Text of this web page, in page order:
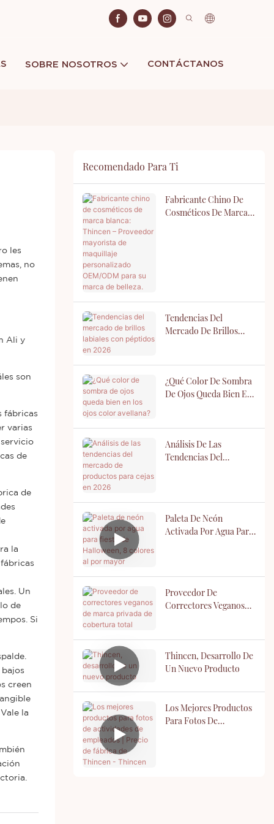
SOBRE NOSOTROS CONTÁCTANOS
les
no
Ali y
son
fábricas
varias
de
de
la
Un
de
Si
bajos
creen
la
Recomendado Para Ti
Fabricante Chino De
Cosméticos De Marca
Tendencias Del
Mercado De Brillos
¿Qué Color De Sombra
De Ojos Queda Bien En
Análisis De Las
Tendencias Del
Paleta De Neón
Activada Por Agua Para
Proveedor De
Correctores Veganos
Thincen, Desarrollo De
Un Nuevo Producto
Los Mejores Productos
Para Fotos De